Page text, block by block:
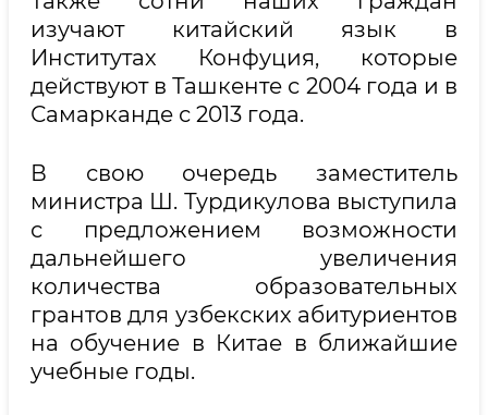
изучают китайский язык в
Институтах Конфуция, которые
действуют в Ташкенте с 2004 года и в
Самарканде с 2013 года.
В свою очередь заместитель
министра Ш. Турдикулова выступила
с предложением возможности
дальнейшего увеличения
количества образовательных
грантов для узбекских абитуриентов
на обучение в Китае в ближайшие
учебные годы.